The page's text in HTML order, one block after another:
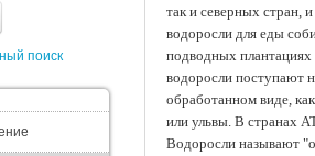
так и северных стран,
водоросли для еды
подводных
водоросли поступают
обработанном виде,
или ульвы. В странах
Водоросли называют
поиск